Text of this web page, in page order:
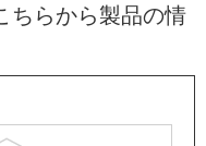
ちらから製品の情